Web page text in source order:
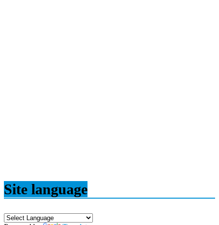
Site language